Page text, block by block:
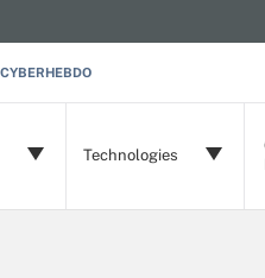
CYBERHEBDO
Technologies